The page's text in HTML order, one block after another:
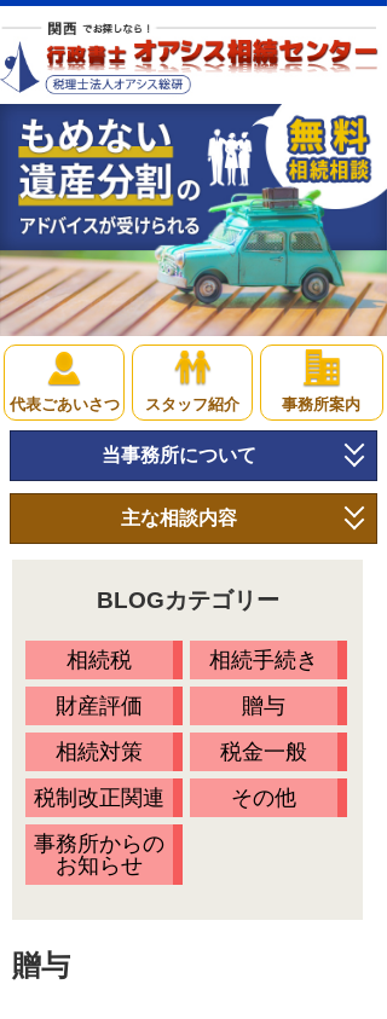
代表ごあいさつ スタッフ紹介 事務所案内
当事務所について
トップページ
相続の流れ
当事務所に依頼するメリット
無料相談会・セミナー情報
Ｑ&Ａ
お客様の声
プライバシーポリシー
アクセス
スタッフ紹介
主な相談内容
相続方法の決定
相続放棄
相続税の申告
BLOGカテゴリー
相続税
相続手続き
財産評価
贈与
相続対策
税金一般
税制改正関連
その他
事務所からの
お知らせ
贈与